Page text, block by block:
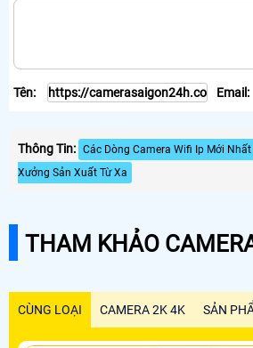
Tên: Email:
Thông Tin: Các Dòng Camera Wifi Ip Mới
Xưởng Sản Xuất Từ Xa
THAM KHẢO
CÙNG LOẠI CAMERA 2K 4K SẢN